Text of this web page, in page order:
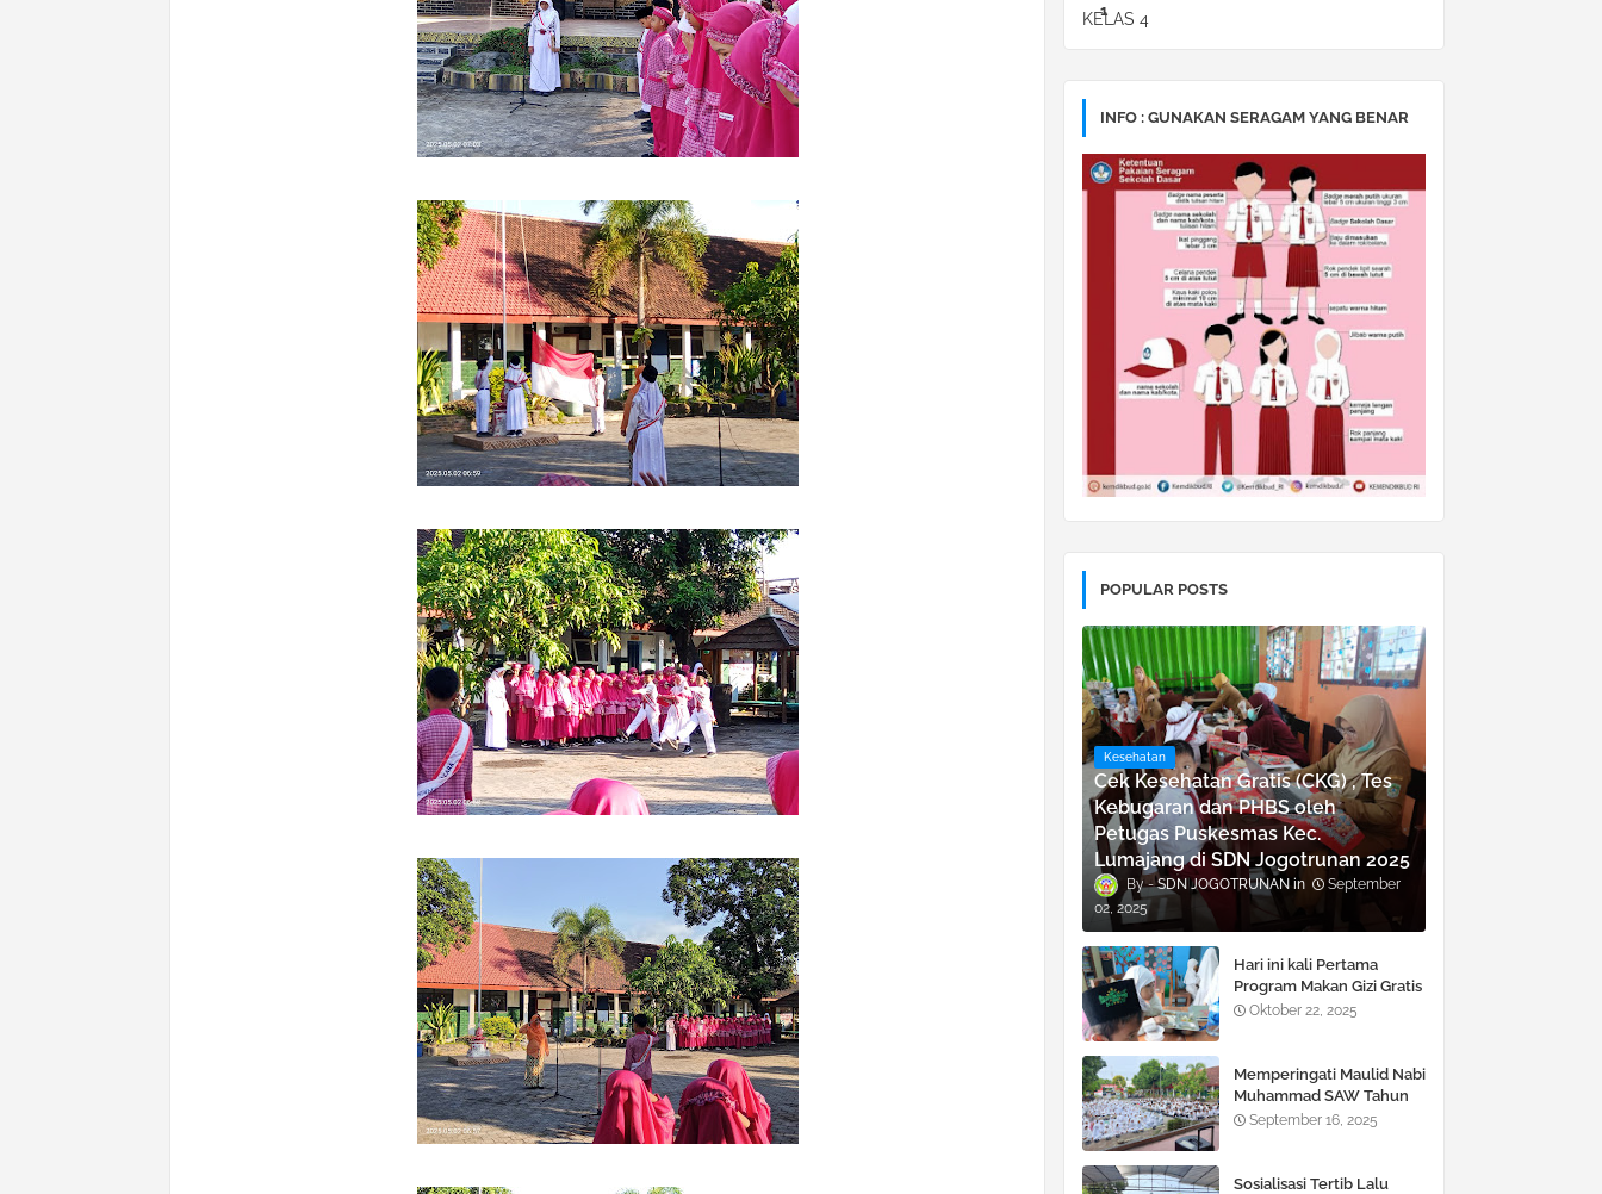
1
KELAS 4
INFO : GUNAKAN SERAGAM YANG BENAR
POPULAR POSTS
Kesehatan
Cek Kesehatan Gratis (CKG) , Tes
Kebugaran dan PHBS oleh
Petugas Puskesmas Kec.
Lumajang di SDN Jogotrunan 2025
SDN JOGOTRUNAN
September
02, 2025
Hari ini kali Pertama
Program Makan Gizi Gratis
di SDN Jogotrunan
Oktober 22, 2025
Memperingati Maulid Nabi
Muhammad SAW Tahun
2025 di SDN Jogotrunan
September 16, 2025
Sosialisasi Tertib Lalu